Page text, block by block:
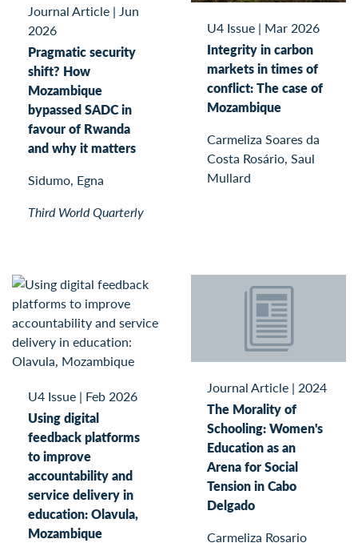
Journal Article | Jun
2026
Pragmatic security
shift? How
Mozambique
bypassed SADC in
favour of Rwanda
and why it matters
Sidumo, Egna
Third World Quarterly
U4 Issue | Mar 2026
Integrity in carbon
markets in times of
conflict: The case of
Mozambique
Carmeliza Soares da
Costa Rosário, Saul
Mullard
U4 Issue | Feb 2026
Using digital
feedback platforms
to improve
accountability and
service delivery in
education: Olavula,
Mozambique
Journal Article | 2024
The Morality of
Schooling: Women's
Education as an
Arena for Social
Tension in Cabo
Delgado
Carmeliza Rosario